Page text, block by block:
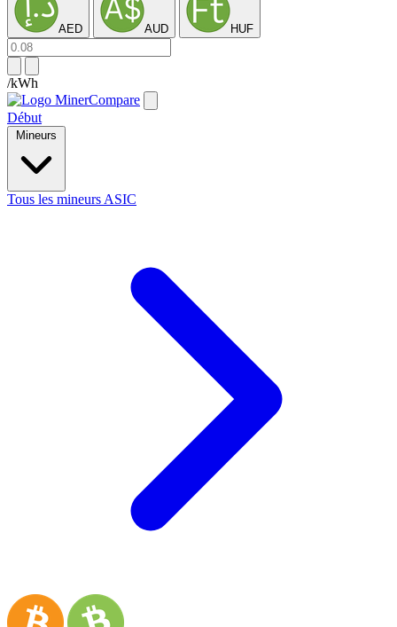
AED AUD HUF
/kWh
Début
Mineurs
Tous les mineurs ASIC